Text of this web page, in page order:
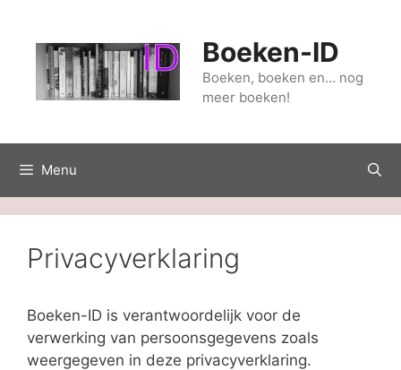
inhoud
Boeken-ID
Boeken, boeken en… nog
meer boeken!
Menu
Privacyverklaring
Boeken-ID is verantwoordelijk voor de
verwerking van persoonsgegevens zoals
weergegeven in deze privacyverklaring.